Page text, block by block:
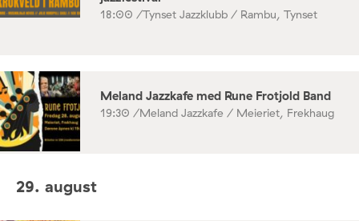
18:00 /Tynset Jazzklubb / Rambu, Tynset
Meland Jazzkafe med Rune Frotjold Band
19:30 /Meland Jazzkafe / Meieriet, Frekhaug
29. august